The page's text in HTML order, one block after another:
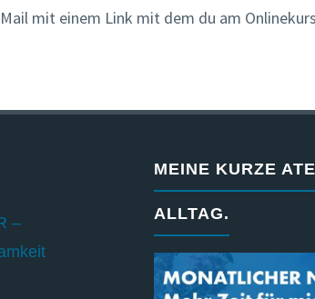
mit einem Link mit dem du am
–
MEINE KURZE
ALLTAG.